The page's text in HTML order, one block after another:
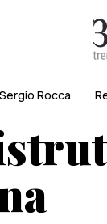
Sergio Rocca